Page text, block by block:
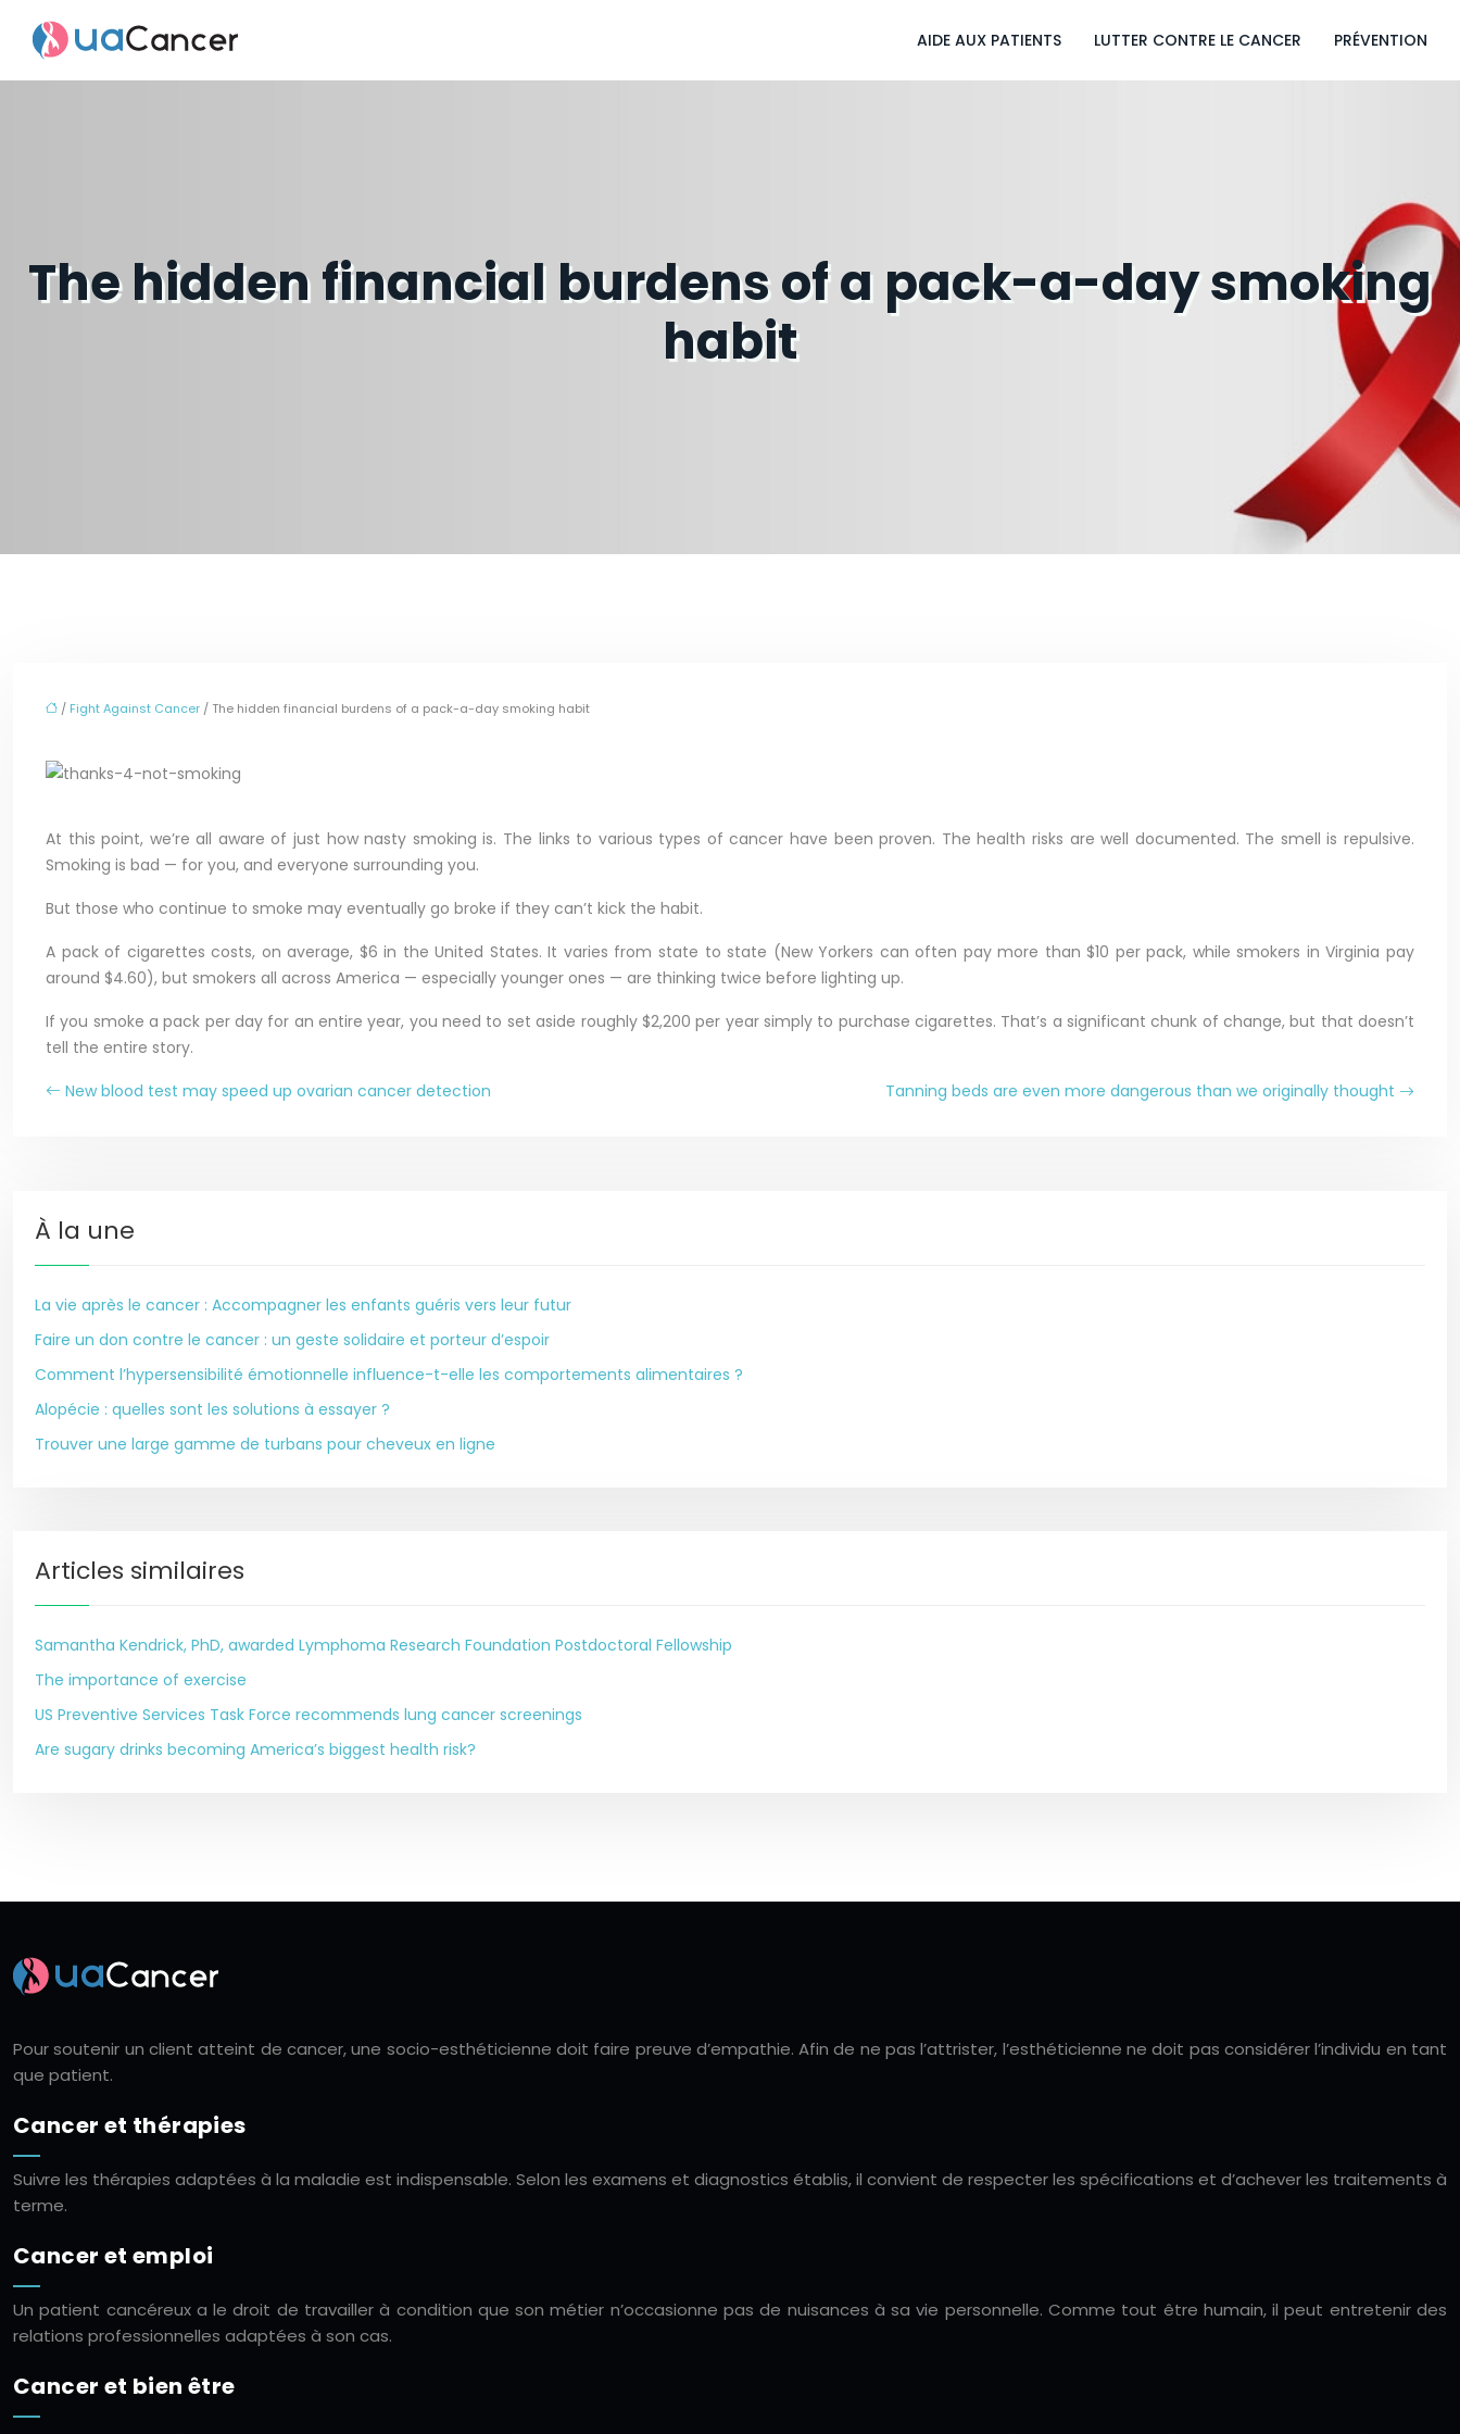
AIDE AUX PATIENTS LUTTER CONTRE LE CANCER PRÉVENTION
The hidden financial burdens of a pack-a-day smoking
habit
/ Fight Against Cancer / The hidden financial burdens of a pack-a-day smoking habit
At this point, we’re all aware of just how nasty smoking is. The links to various types of cancer have been proven. The health risks are well documented. The smell is repulsive.
Smoking is bad — for you, and everyone surrounding you.
But those who continue to smoke may eventually go broke if they can’t kick the habit.
A pack of cigarettes costs, on average, $6 in the United States. It varies from state to state (New Yorkers can often pay more than $10 per pack, while smokers in Virginia pay
around $4.60), but smokers all across America — especially younger ones — are thinking twice before lighting up.
If you smoke a pack per day for an entire year, you need to set aside roughly $2,200 per year simply to purchase cigarettes. That’s a significant chunk of change, but that doesn’t
tell the entire story.
New blood test may speed up ovarian cancer detection
Tanning beds are even more dangerous than we originally thought
À la une
La vie après le cancer : Accompagner les enfants guéris vers leur futur
Faire un don contre le cancer : un geste solidaire et porteur d’espoir
Comment l’hypersensibilité émotionnelle influence-t-elle les comportements alimentaires ?
Alopécie : quelles sont les solutions à essayer ?
Trouver une large gamme de turbans pour cheveux en ligne
Articles similaires
Samantha Kendrick, PhD, awarded Lymphoma Research Foundation Postdoctoral Fellowship
The importance of exercise
US Preventive Services Task Force recommends lung cancer screenings
Are sugary drinks becoming America’s biggest health risk?
Pour soutenir un client atteint de cancer, une socio-esthéticienne doit faire preuve d’empathie. Afin de ne pas l’attrister, l’esthéticienne ne doit pas considérer l’individu en tant
que patient.
Cancer et thérapies
Suivre les thérapies adaptées à la maladie est indispensable. Selon les examens et diagnostics établis, il convient de respecter les spécifications et d’achever les traitements à
terme.
Cancer et emploi
Un patient cancéreux a le droit de travailler à condition que son métier n’occasionne pas de nuisances à sa vie personnelle. Comme tout être humain, il peut entretenir des
relations professionnelles adaptées à son cas.
Cancer et bien être